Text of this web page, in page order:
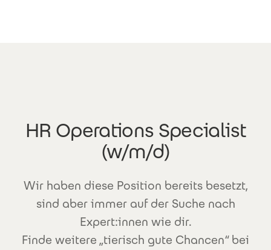
HR Operations Specialist
(w/m/d)
Wir haben diese Position bereits besetzt,
sind aber immer auf der Suche nach
Expert:innen wie dir.
Finde weitere „tierisch gute Chancen“ bei